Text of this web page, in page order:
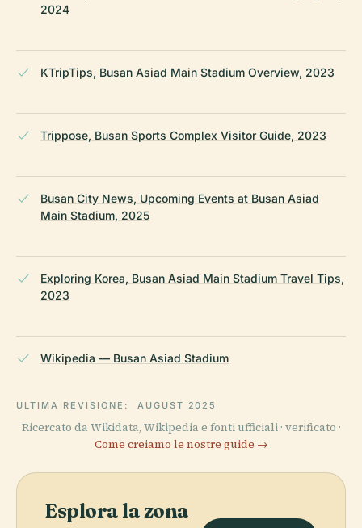
2024
KTripTips, Busan Asiad Main Stadium Overview, 2023
Trippose, Busan Sports Complex Visitor Guide, 2023
Busan City News, Upcoming Events at Busan Asiad
Main Stadium, 2025
Exploring Korea, Busan Asiad Main Stadium Travel Tips,
2023
Wikipedia — Busan Asiad Stadium
ULTIMA REVISIONE: AUGUST 2025
Ricercato da Wikidata, Wikipedia e fonti ufficiali · verificato ·
Come creiamo le nostre guide →
Esplora la zona